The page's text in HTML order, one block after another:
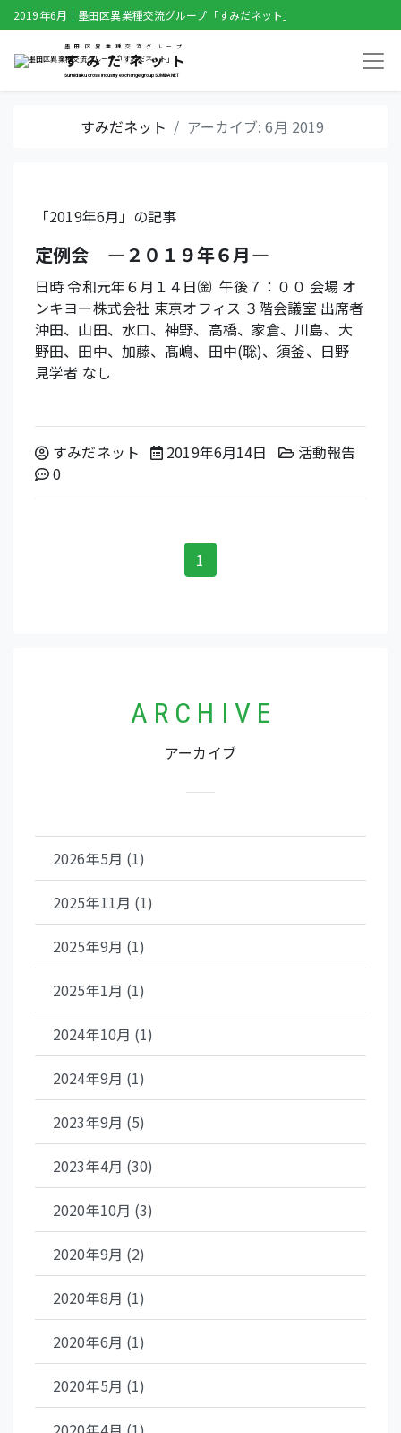
2019年6月｜墨田区異業種交流グループ「すみだネット」
墨田区異業種交流グループ
すみだネット
Sumida-ku cross industry exchange group SUMIDA NET
すみだネット アーカイブ: 6月 2019
「2019年6月」の記事
定例会 ―２０１９年６月―
日時 令和元年６月１４日㈮ 午後７：００ 会場 オ
ンキヨー株式会社 東京オフィス ３階会議室 出席者
沖田、山田、水口、神野、高橋、家倉、川島、大
野田、田中、加藤、髙嶋、田中(聡)、須釜、日野
見学者 なし
Posted by
すみだネット 2019年6月14日 2020年6月22日
Posted in
活動報告
Comments:
0
投稿ナビゲーション
1
A R C H I V E
アーカイブ
2026年5月 (1)
2025年11月 (1)
2025年9月 (1)
2025年1月 (1)
2024年10月 (1)
2024年9月 (1)
2023年9月 (5)
2023年4月 (30)
2020年10月 (3)
2020年9月 (2)
2020年8月 (1)
2020年6月 (1)
2020年5月 (1)